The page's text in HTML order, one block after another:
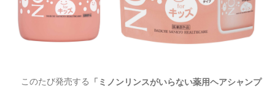
このたび発売する
「ミノンリンスがいらない薬用ヘアシャンプ